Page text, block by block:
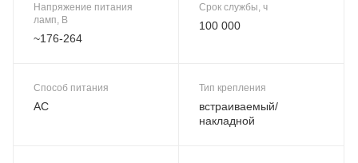
Напряжение питания
ламп, В
~176-264
Срок службы, ч
100 000
Способ питания
AC
Тип крепления
встраиваемый/
накладной